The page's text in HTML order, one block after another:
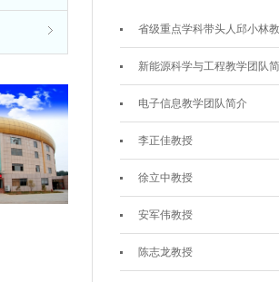
省级重点学科带头人邱小林
新能源科学与工程教学团队
电子信息教学团队简介
李正佳教授
徐立中教授
安军伟教授
陈志龙教授